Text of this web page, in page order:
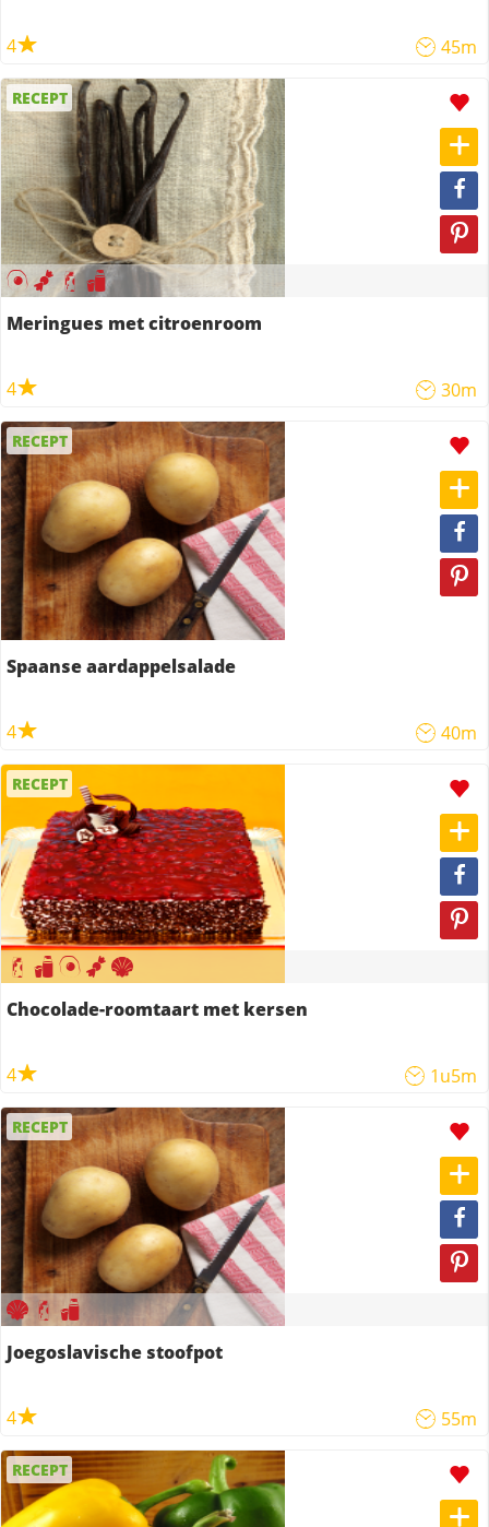
4 45m
RECEPT
Meringues met citroenroom
4 30m
RECEPT
Spaanse aardappelsalade
4 40m
RECEPT
Chocolade-roomtaart met kersen
4 1u5m
RECEPT
Joegoslavische stoofpot
4 55m
RECEPT